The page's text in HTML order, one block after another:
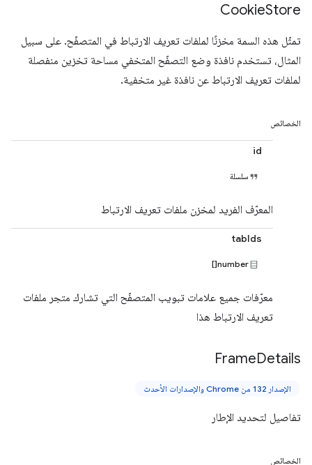
CookieStore
تمثّل هذه السمة مخزنًا لملفات تعريف الارتباط في المتصفّح. على سبيل
المثال، تستخدم نافذة وضع التصفّح المتخفي مساحة تخزين منفصلة
لملفات تعريف الارتباط عن نافذة غير متخفية.
الخصائص
id
سلسلة
المعرّف الفريد لمخزن ملفات تعريف الارتباط
tabIds
number[]
معرّفات جميع علامات تبويب المتصفّح التي تشارك متجر ملفات
تعريف الارتباط هذا
FrameDetails
الإصدار 132 من Chrome والإصدارات الأحدث
تفاصيل لتحديد الإطار
الخصائص